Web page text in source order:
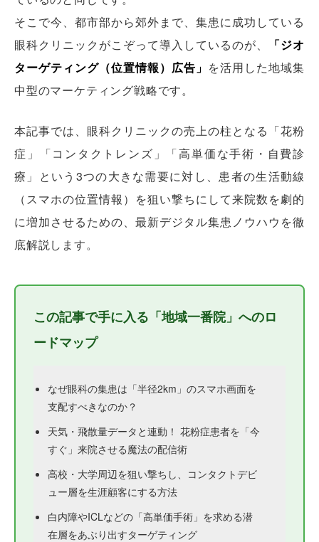
そこで今、都市部から郊外まで、集患に成功している
眼科クリニックがこぞって導入しているのが、
「ジオ
ターゲティング（位置情報）広告」 を活用した地域集
中型のマーケティング戦略です。
本記事では、眼科クリニックの売上の柱となる「花粉
症」「コンタクトレンズ」「高単価な手術・自費診
療」という3つの大きな需要に対し、患者の生活動線
（スマホの位置情報）を狙い撃ちにして来院数を劇的
に増加させるための、最新デジタル集患ノウハウを徹
底解説します。
この記事で手に入る「地域一番院」へのロ
ードマップ
なぜ眼科の集患は「半径2km」のスマホ画面を
支配すべきなのか？
天気・飛散量データと連動！ 花粉症患者を「今
すぐ」来院させる魔法の配信術
高校・大学周辺を狙い撃ちし、コンタクトデビ
ュー層を生涯顧客にする方法
白内障やICLなどの「高単価手術」を求める潜
在層をあぶり出すターゲティング